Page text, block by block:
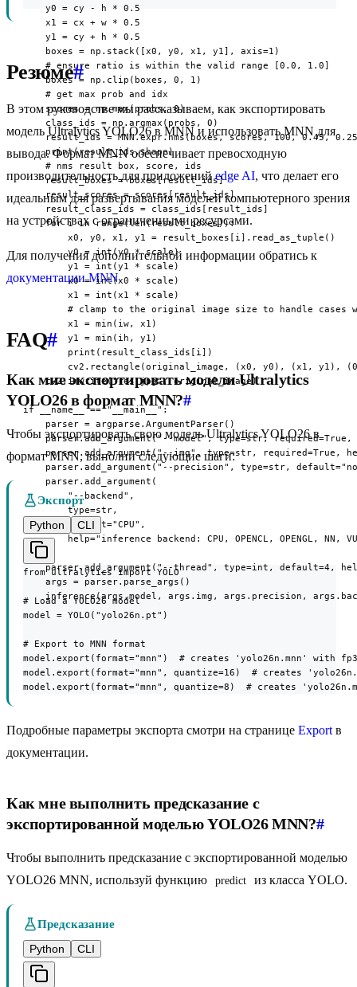
    y0 = cy - h * 0.5
    x1 = cx + w * 0.5
    y1 = cy + h * 0.5
    boxes = np.stack([x0, y0, x1, y1], axis=1)
    # ensure ratio is within the valid range [0.0, 1.0]
    boxes = np.clip(boxes, 0, 1)
    # get max prob and idx
    scores = np.max(probs, 0)
    class_ids = np.argmax(probs, 0)
result_ids = MNN.expr.nms(boxes, scores, 100, 0.45,
    print(result_ids.shape)
    # nms result box, score, ids
    result_boxes = boxes[result_ids]
    result_scores = scores[result_ids]
    result_class_ids = class_ids[result_ids]
    for i in range(len(result_boxes)):
        x0, y0, x1, y1 = result_boxes[i].read_as_tuple()
        y0 = int(y0 * scale)
        y1 = int(y1 * scale)
        x0 = int(x0 * scale)
        x1 = int(x1 * scale)
# clamp to the original image size to handle cases
        x1 = min(iw, x1)
        y1 = min(ih, y1)
        print(result_class_ids[i])
cv2.rectangle(original_image, (x0, y0), (x1, y1),
    cv2.imwrite("res.jpg", original_image)
if __name__ == "__main__":
    parser = argparse.ArgumentParser()
parser.add_argument("--model", type=str,
parser.add_argument("--img", type=str, required=True,
parser.add_argument("--precision", type=str,
    parser.add_argument(
        "--backend",
        type=str,
        default="CPU",
help="inference backend: CPU, OPENCL, OPENGL, NN,
    )
parser.add_argument("--thread", type=int, default=4,
    args = parser.parse_args()
inference(args.model, args.img, args.precision,
Резюме#
В этом руководстве мы рассказываем, как экспортировать
модель Ultralytics YOLO26 в MNN и использовать MNN для
вывода. Формат MNN обеспечивает превосходную
производительность для приложенийedge AI, что делает его
идеальным для развертывания моделей компьютерного зрения
на устройствах с ограниченными ресурсами.
Для получения дополнительной информации обратись к
документации MNN.
FAQ#
Как мне экспортировать модели Ultralytics
YOLO26 в формат MNN?#
Чтобы экспортировать свою модель Ultralytics YOLO26 в
формат MNN, выполни следующие шаги:
Экспорт
Python
CLI
from ultralytics import YOLO
# Load a YOLO26 model
model = YOLO("yolo26n.pt")
# Export to MNN format
model.export(format="mnn")  # creates 'yolo26n.mnn' with
model.export(format="mnn", quantize=16)  # creates
model.export(format="mnn", quantize=8)  # creates
Подробные параметры экспорта смотри на странице Export в
документации.
Как мне выполнить предсказание с
экспортированной моделью YOLO26 MNN?#
Чтобы выполнить предсказание с экспортированной моделью
YOLO26 MNN, используй функцию
predict из класса YOLO.
Предсказание
Python
CLI